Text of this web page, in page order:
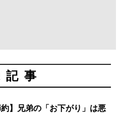
記事
約】兄弟の「お下がり」は悪